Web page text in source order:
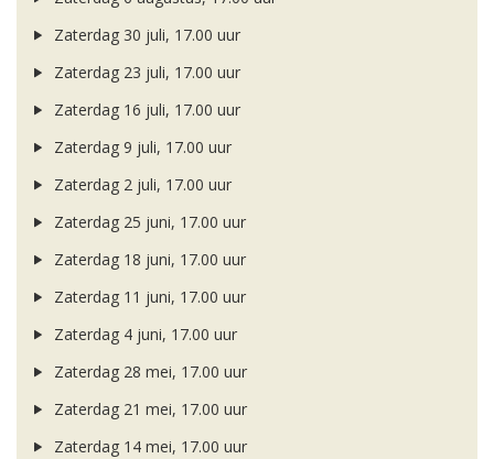
Zaterdag 30 juli, 17.00 uur
Zaterdag 23 juli, 17.00 uur
Zaterdag 16 juli, 17.00 uur
Zaterdag 9 juli, 17.00 uur
Zaterdag 2 juli, 17.00 uur
Zaterdag 25 juni, 17.00 uur
Zaterdag 18 juni, 17.00 uur
Zaterdag 11 juni, 17.00 uur
Zaterdag 4 juni, 17.00 uur
Zaterdag 28 mei, 17.00 uur
Zaterdag 21 mei, 17.00 uur
Zaterdag 14 mei, 17.00 uur